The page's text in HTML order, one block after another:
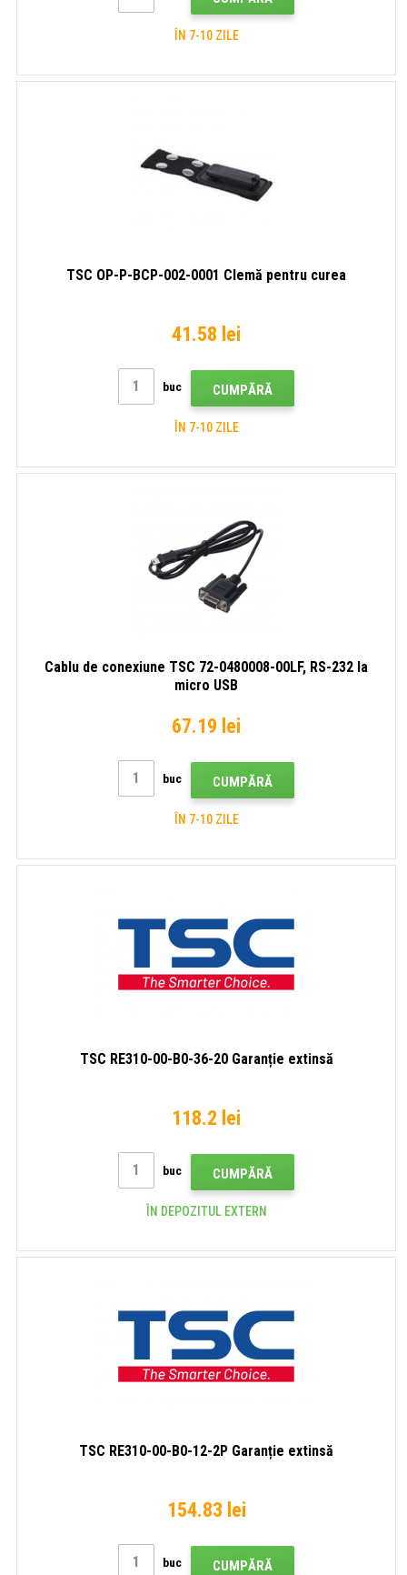
ÎN 7-10 ZILE
TSC OP-P-BCP-002-0001 Clemă pentru curea
41.58 lei
buc CUMPĂRĂ
ÎN 7-10 ZILE
Cablu de conexiune TSC 72-0480008-00LF, RS-232 la
micro USB
67.19 lei
buc CUMPĂRĂ
ÎN 7-10 ZILE
TSC RE310-00-B0-36-20 Garanție extinsă
118.2 lei
buc CUMPĂRĂ
ÎN DEPOZITUL EXTERN
TSC RE310-00-B0-12-2P Garanție extinsă
154.83 lei
buc CUMPĂRĂ